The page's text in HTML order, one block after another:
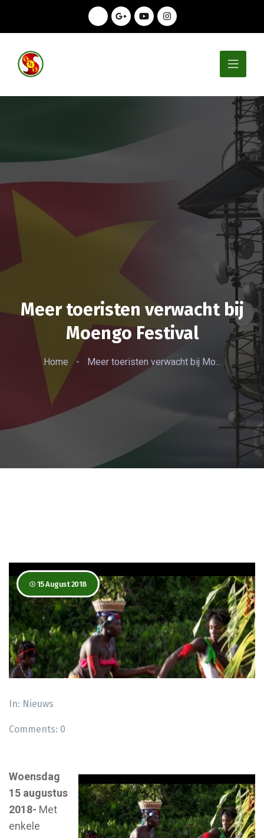
Meer toeristen verwacht bij
Moengo Festival
Home - Meer toeristen verwacht bij Mo...
15 August 2018
In: Nieuws
Comments: 0
Woensdag
15 augustus
2018- Met
enkele